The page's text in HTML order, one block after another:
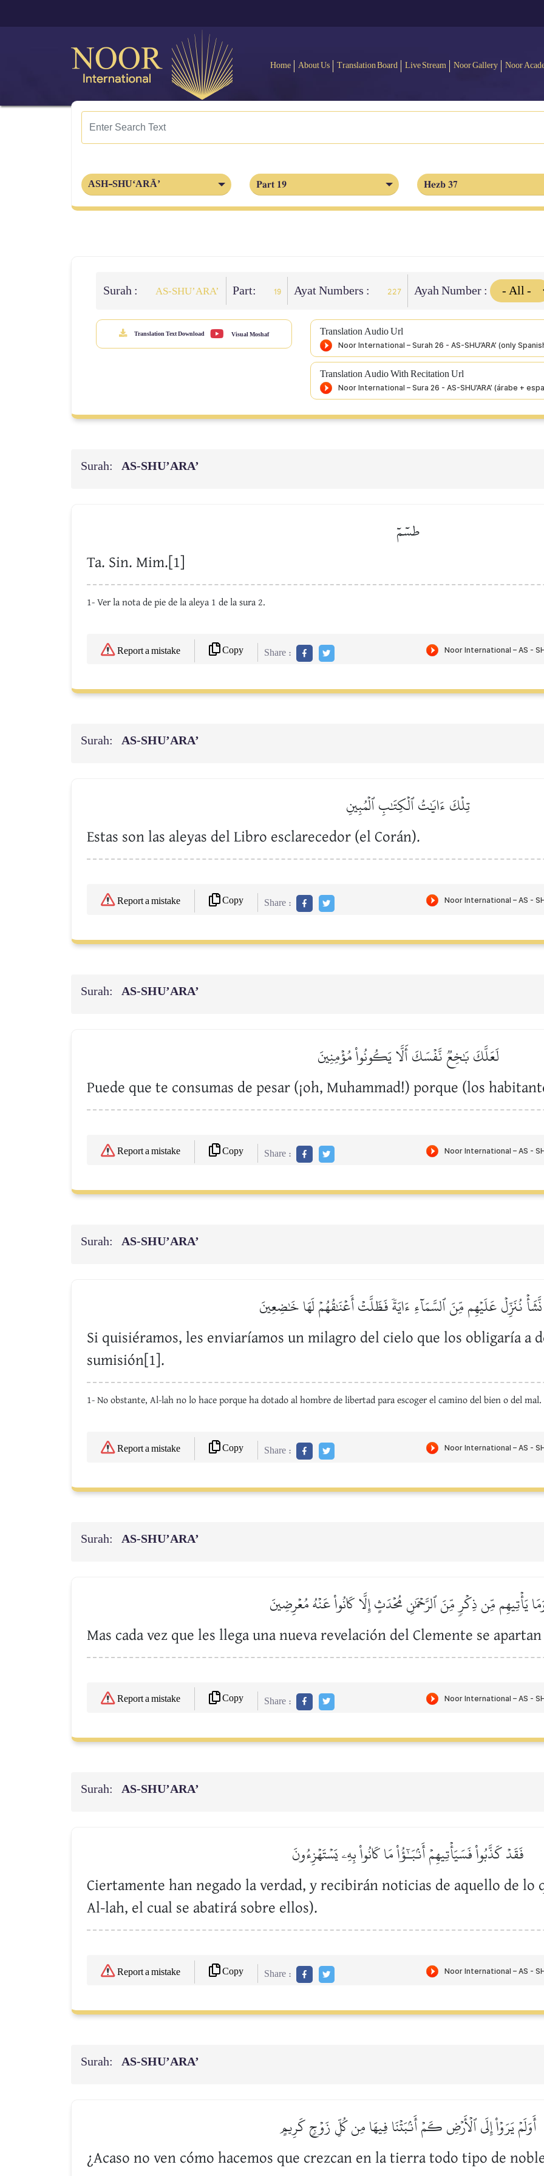
Home About Us Translation Board Live Stream Noor Gallery Noor
ASH-SHU‘ARĀ’ Part 19 Hezb 37
Surah : AS-SHU’ARA’ Part: 19 Ayat Numbers : 227 Ayah Number :
Translation Text Download Visual Moshaf Translation Audio Url
Translation Audio With Recitation Url
Surah: AS-SHU’ARA’
طسٓمٓ
Ta. Sin. Mim.[1]
1- Ver la nota de pie de la aleya 1 de la sura 2.
Report a mistake Copy Share :
Surah: AS-SHU’ARA’
تِلۡكَ ءَايَٰتُ ٱلۡكِتَٰبِ ٱلۡمُبِينِ
Estas son las aleyas del Libro esclarecedor (el Corán).
Report a mistake Copy Share :
Surah: AS-SHU’ARA’
لَعَلَّكَ بَٰخِعٞ نَّفۡسَكَ أَلَّا يَكُونُواْ مُؤۡمِنِينَ
Puede que te consumas de pesar (¡oh, Muhammad!) porque (los
Report a mistake Copy Share :
Surah: AS-SHU’ARA’
نُنَزِّلۡ عَلَيۡهِم مِّنَ ٱلسَّمَآءِ ءَايَةٗ فَظَلَّتۡ أَعۡنَٰقُهُمۡ لَهَا خَٰضِعِينَ
Si quisiéramos, les enviaríamos un milagro del cielo que los obligaría a
sumisión[1].
1- No obstante, Al-lah no lo hace porque ha dotado al hombre de libertad para escoger el camino del bien o del mal.
Report a mistake Copy Share :
Surah: AS-SHU’ARA’
يَأۡتِيهِم مِّن ذِكۡرٖ مِّنَ ٱلرَّحۡمَٰنِ مُحۡدَثٍ إِلَّا كَانُواْ عَنۡهُ مُعۡرِضِينَ
Mas cada vez que les llega una nueva revelación del Clemente se
Report a mistake Copy Share :
Surah: AS-SHU’ARA’
فَقَدۡ كَذَّبُواْ فَسَيَأۡتِيهِمۡ أَنۢبَـٰٓؤُاْ مَا كَانُواْ بِهِۦ يَسۡتَهۡزِءُونَ
Ciertamente han negado la verdad, y recibirán noticias de aquello de lo
Al-lah, el cual se abatirá sobre ellos).
Report a mistake Copy Share :
Surah: AS-SHU’ARA’
أَوَلَمۡ يَرَوۡاْ إِلَى ٱلۡأَرۡضِ كَمۡ أَنۢبَتۡنَا فِيهَا مِن كُلِّ زَوۡجٖ كَرِيمٍ
¿Acaso no ven cómo hacemos que crezcan en la tierra todo tipo de